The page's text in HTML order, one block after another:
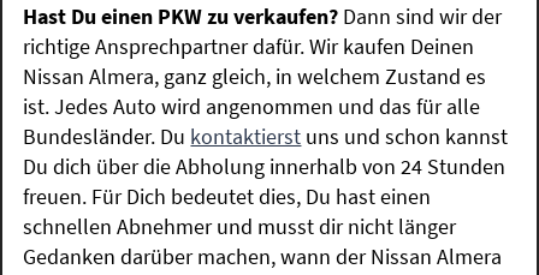
Hast Du einen PKW zu verkaufen? Dann sind wir der
richtige Ansprechpartner dafür. Wir kaufen Deinen
Nissan Almera, ganz gleich, in welchem Zustand es
ist. Jedes Auto wird angenommen und das für alle
Bundesländer. Du kontaktierst uns und schon kannst
Du dich über die Abholung innerhalb von 24 Stunden
freuen. Für Dich bedeutet dies, Du hast einen
schnellen Abnehmer und musst dir nicht länger
Gedanken darüber machen, wann der Nissan Almera